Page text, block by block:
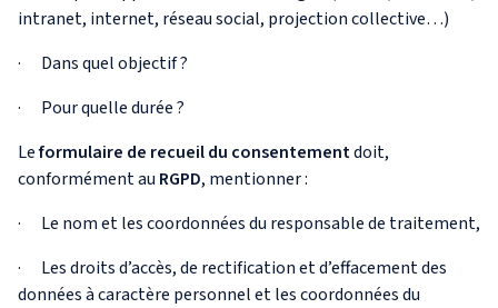
intranet, internet, réseau social, projection collective…)
· Dans quel objectif ?
· Pour quelle durée ?
Leformulaire de recueil du consentementdoit,
conformément au RGPD, mentionner :
· Le nom et les coordonnées du responsable de traitement,
· Les droits d’accès, de rectification et d’effacement des
données à caractère personnel et les coordonnées du